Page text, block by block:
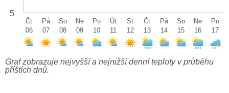
5
Čt
06
Pá
07
So
08
Ne
09
Po
10
Út
11
St
12
Čt
13
Pá
14
So
15
Ne
16
Po
17
Graf zobrazuje nejvyšší a nejnižší denní teploty v průběhu
příštích dnů.